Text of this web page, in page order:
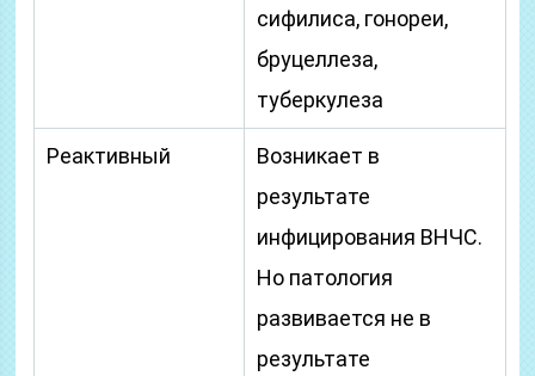
сифилиса, гонореи,
бруцеллеза,
туберкулеза
Реактивный
Возникает в
результате
инфицирования ВНЧС.
Но патология
развивается не в
результате